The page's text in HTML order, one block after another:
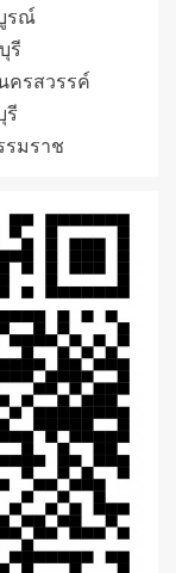
รณ์
รี
ครสวรรค์
รี
มราช